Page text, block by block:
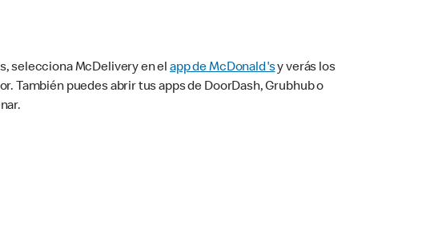
selecciona McDelivery en elapp de McDonald'sy verás los
También puedes abrir tus apps de DoorDash, Grubhub o